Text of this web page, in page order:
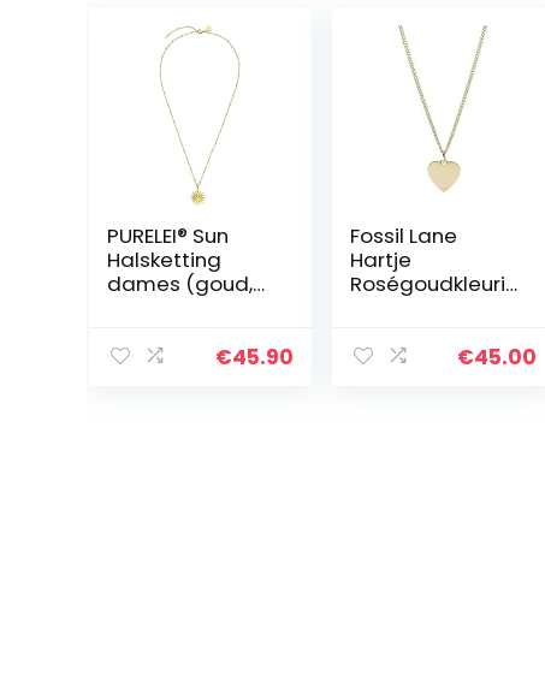
PURELEI® Sun
Halsketting
dames (goud,
zonhanger €45.90
Fossil Lane
Hartje
Roségoudkleuri
Ketting
€45.00